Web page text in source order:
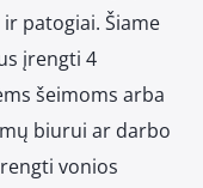
patogiai. Šiame
įrengti 4
šeimoms arba
biurui ar darbo
vonios